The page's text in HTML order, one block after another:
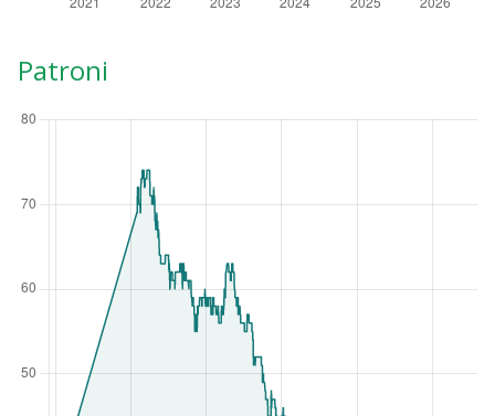
Patroni